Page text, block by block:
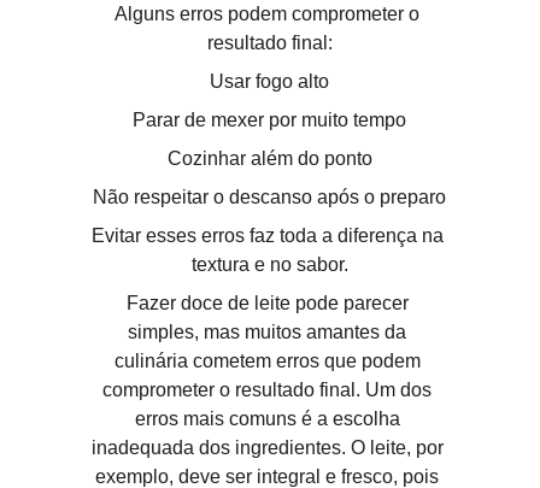
Alguns erros podem comprometer o
resultado final:
Usar fogo alto
Parar de mexer por muito tempo
Cozinhar além do ponto
Não respeitar o descanso após o preparo
Evitar esses erros faz toda a diferença na
textura e no sabor.
Fazer doce de leite pode parecer
simples, mas muitos amantes da
culinária cometem erros que podem
comprometer o resultado final. Um dos
erros mais comuns é a escolha
inadequada dos ingredientes. O leite, por
exemplo, deve ser integral e fresco, pois